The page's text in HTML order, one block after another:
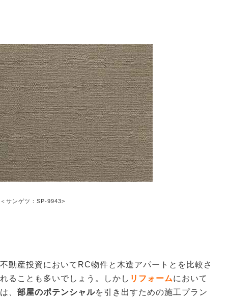
＜サンゲツ：SP-9943>
不動産投資においてRC物件と木造アパートとを比較さ
れることも多いでしょう。しかし リフォームにおいて
は、 部屋のポテンシャルを引き出すための施工プラン